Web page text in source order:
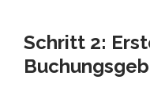
Schritt 2: